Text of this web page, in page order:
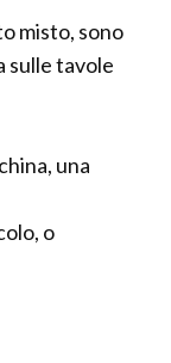
misto, sono
sulle tavole
una
o